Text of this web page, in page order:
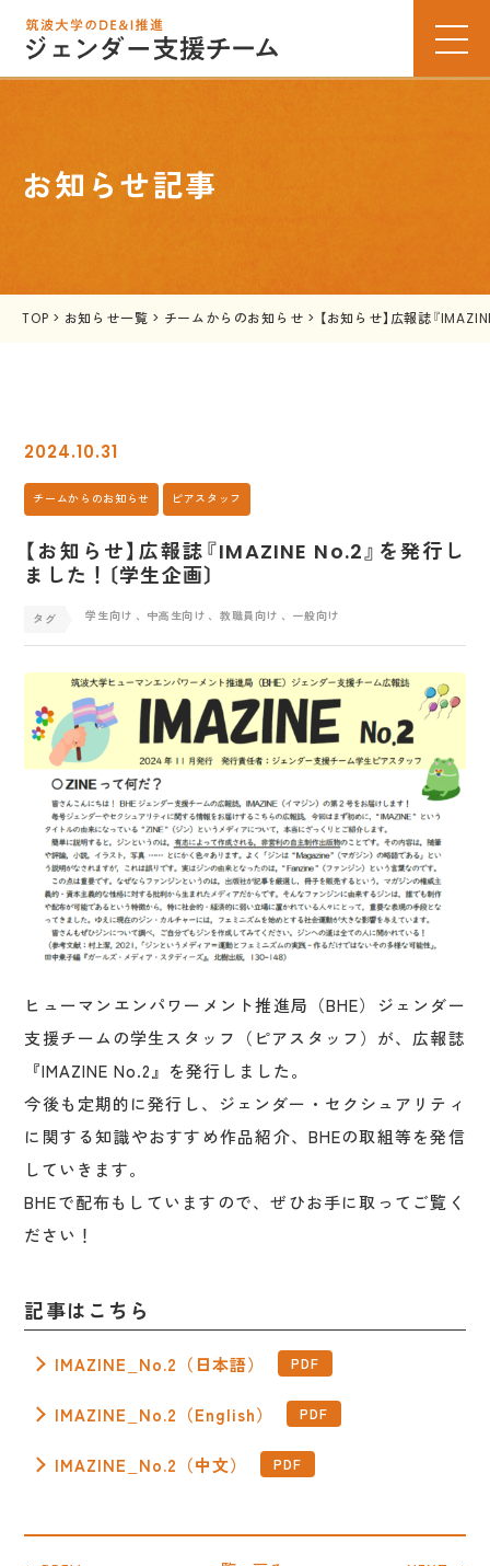
お知らせ記事
TOP > お知らせ一覧 > チームからのお知らせ > 【お知らせ】広報誌『
2024.10.31
チームからのお知らせ ピアスタッフ
【お知らせ】広報誌『IMAZINE No.2』を発行し
ました！〔学生企画〕
学生向け 、中高生向け 、教職員向け 、一般向け
ヒューマンエンパワーメント推進局（BHE）ジェンダー
支援チームの学生スタッフ（ピアスタッフ）が、広報誌
『IMAZINE No.2』を発行しました。
今後も定期的に発行し、ジェンダー・セクシュアリティ
に関する知識やおすすめ作品紹介、BHEの取組等を発信
していきます。
BHEで配布もしていますので、ぜひお手に取ってご覧く
ださい！
記事はこちら
IMAZINE_No.2（日本語）
IMAZINE_No.2（English）
IMAZINE_No.2（中文）